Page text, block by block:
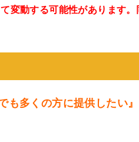
変動する可能性があります
も多くの方に提供したい』